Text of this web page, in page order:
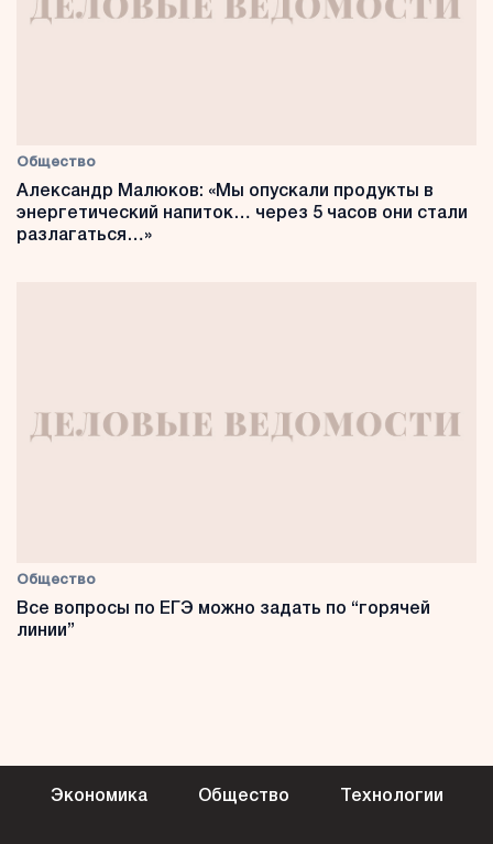
Общество
Александр Малюков: «Мы опускали продукты в
энергетический напиток… через 5 часов они стали
разлагаться…»
Общество
Все вопросы по ЕГЭ можно задать по “горячей
линии”
Экономика Общество Технологии